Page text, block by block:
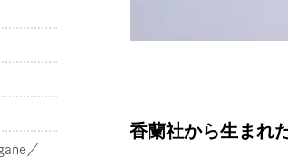
香蘭社から生まれ
／